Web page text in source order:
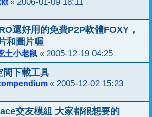
«
還好用的免費P2P軟體FOXY，
和圖片喔
土小老鼠 « 2005-12-19 04:25
間下載工具
« 2005-12-02 15:23
交友模組 大家都很想要的